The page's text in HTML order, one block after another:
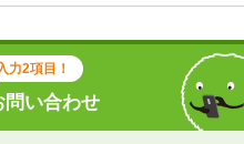
力2項目！
い合わせ
力2項目！
問い合わせ